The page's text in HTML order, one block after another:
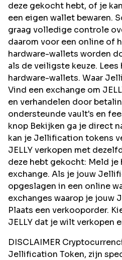
deze gekocht hebt, of je
een eigen wallet bewaren.
graag volledige controle
daarom voor een online of
hardware-wallets worden
als de veiligste keuze. Lees
hardware-wallets. Waar
Vind een exchange om
en verhandelen door
ondersteunde vault's en
knop Bekijken ga je direct
kan je Jellification tokens
JELLY verkopen met
deze hebt gekocht: Meld je
exchange. Als je jouw
opgeslagen in een online
exchanges waarop je jouw
Plaats een verkooporder.
JELLY dat je wilt verkopen
DISCLAIMER
Jellification Token, zijn